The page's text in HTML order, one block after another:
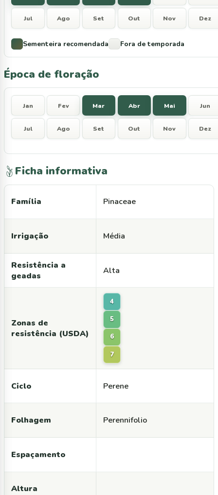
Jul Ago Set Out Nov Dez
Sementeira recomendada Fora de temporada
Época de floração
Jan Fev Mar Abr Mai Jun
Jul Ago Set Out Nov Dez
Ficha informativa
Família Pinaceae
Irrigação Média
Resistência a
geadas
Alta
Zonas de
resistência (USDA)
4
5
6
7
Ciclo Perene
Folhagem Perennifolio
Espaçamento
Altura